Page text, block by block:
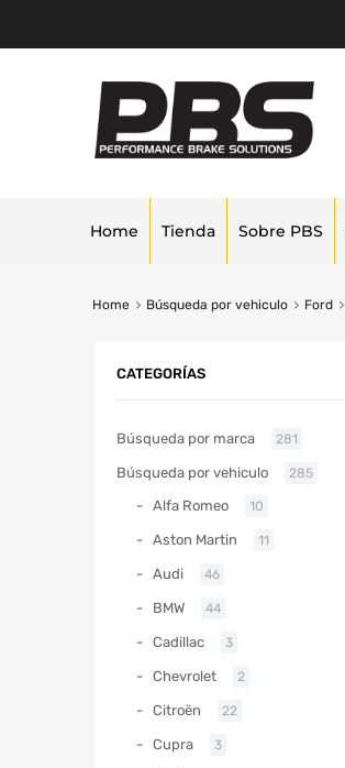
Home Tienda Sobre PBS
Home Búsqueda por vehiculo Ford
CATEGORÍAS
Búsqueda por marca 281
Búsqueda por vehiculo 285
Alfa Romeo 10
Aston Martin 11
Audi 46
BMW 44
Cadillac 3
Chevrolet 2
Citroën 22
Cupra 3